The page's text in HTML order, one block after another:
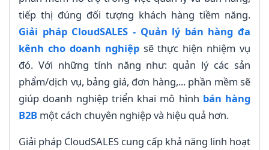
tiếp thị đúng đối tượng khách hàng tiềm năng.
Giải pháp CloudSALES - Quản lý bán hàng đa
kênh cho doanh nghiệpsẽ thực hiện nhiệm vụ
đó. Với những tính năng như: quản lý các sản
phẩm/dịch vụ, bảng giá, đơn hàng,... phần mềm sẽ
giúp doanh nghiệp triển khai mô hình bán hàng
B2B một cách chuyên nghiệp và hiệu quả hơn.
Giải pháp CloudSALES cung cấp khả năng linh hoạt